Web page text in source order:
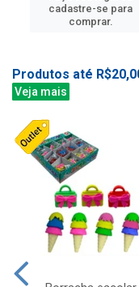
cadastre-se para
comprar.
Produtos até
Veja mais